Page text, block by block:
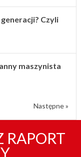
Czyli
maszynista
Następne »
RAPORT